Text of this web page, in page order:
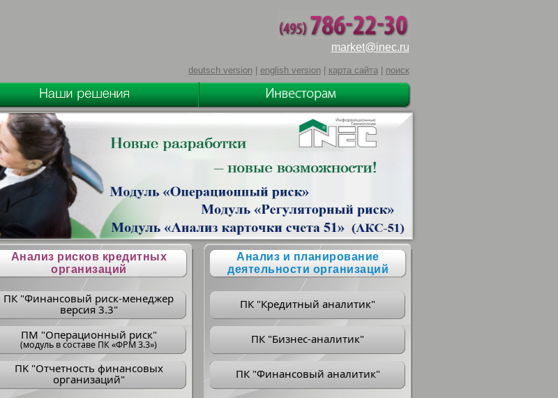
market@inec.ru
deutsch version| english version| карта сайта| поиск
Анализ рисков кредитных
организаций
ПК "Финансовый риск-менеджер
версия 3.3"
ПM "Операционный риск"
(модуль в составе ПК «ФРМ 3.3»)
ПK "Отчетность финансовых
организаций"
Анализ и планирование
деятельности организаций
ПК "Кредитный аналитик"
ПК "Бизнес-аналитик"
ПК "Финансовый аналитик"